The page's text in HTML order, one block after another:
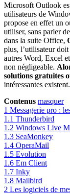
Microsoft Outlook
utilisateurs de
propose en effet un
utiliser, sans parler
dans la suite Office,
plus, l’utilisateur
autres Word, Excel
non négligeable.
solutions gratuites
intéressantes existent.
Contenus masquer
1 Messagerie pro :
1.1 Thunderbird
1.2 Windows Live
1.3 SeaMonkey
1.4 OperaMail
1.5 Evolution
1.6 Em Client
1.7 Inky
1.8 Mailbird
2 Les logiciels de